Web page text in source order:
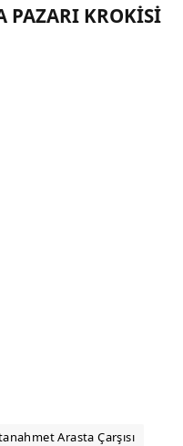
PAZARI KROKISI
Arasta Çarşısı